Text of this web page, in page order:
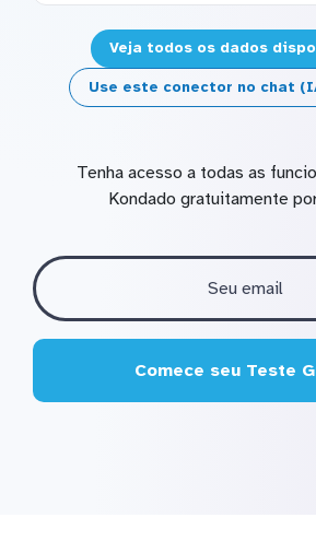
Veja todos os dados
Use este conector no chat
Tenha acesso a todas as
Kondado gratuitamente
Comece seu Teste